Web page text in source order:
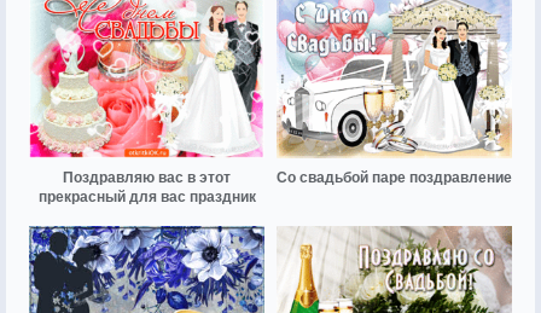
Поздравляю вас в этот
прекрасный для вас праздник
Со свадьбой паре поздравление